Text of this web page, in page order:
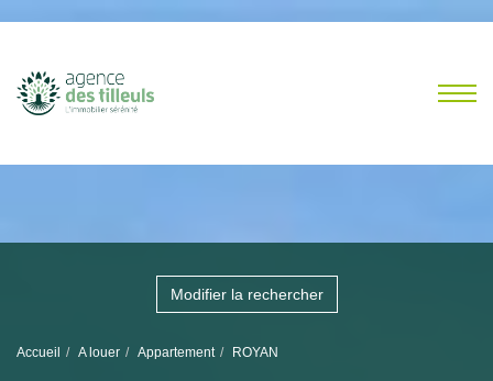
Modifier la rechercher
Accueil A louer Appartement ROYAN